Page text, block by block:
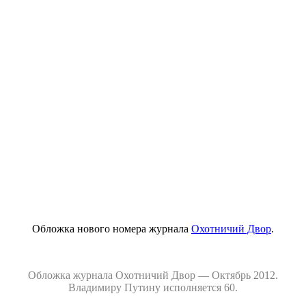
Обложка нового номера журнала Охотничий Двор.
Обложка журнала Охотничий Двор — Октябрь 2012.
Владимиру Путину исполняется 60.